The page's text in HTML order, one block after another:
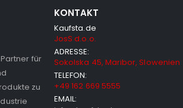
für
zu
KONTAKT
Kaufsta.de
JosS d.o.o.
ADRESSE:
Sokolska 45, Maribor, Slowenien
TELEFON:
+49 162 669 5555
EMAIL: